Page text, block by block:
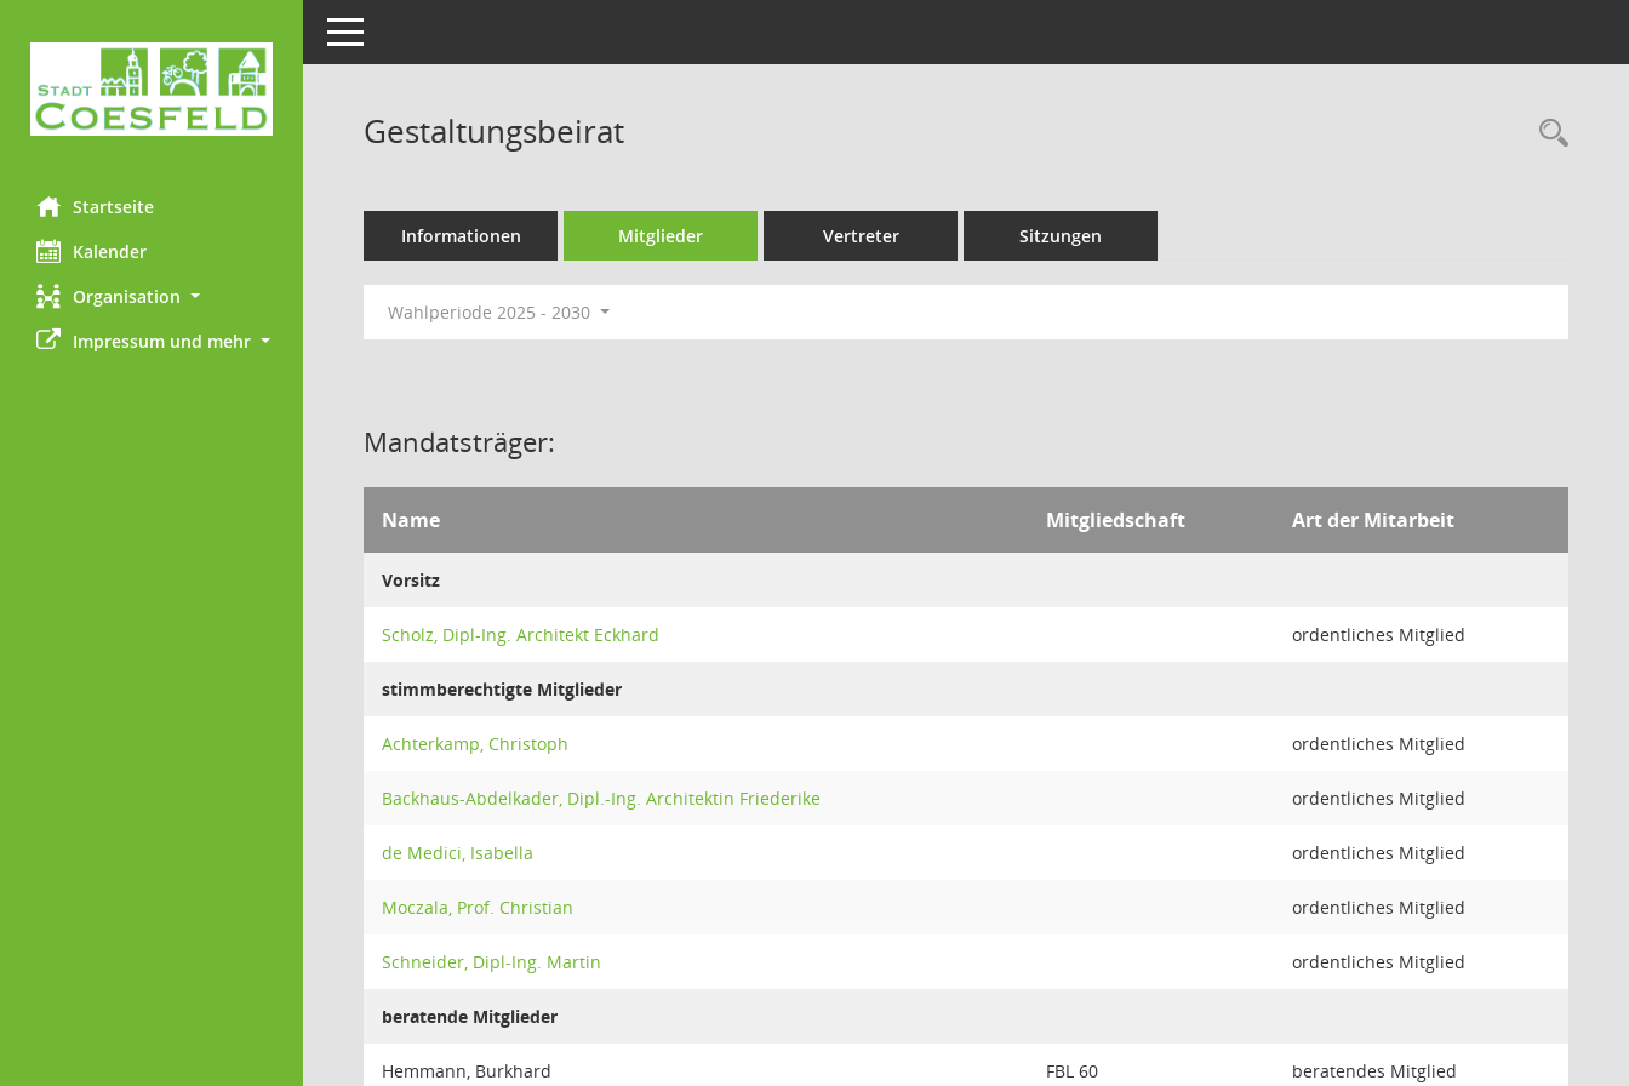
Startseite
Kalender
Organisation
Impressum und mehr
Toggle navigation
Gestaltungsbeirat
Informationen Mitglieder Vertreter Sitzungen
Wahlperiode 2025 - 2030
Mandatsträger:
Name Mitgliedschaft Art der Mitarbeit
Vorsitz
Scholz, Dipl-Ing. Architekt Eckhard ordentliches Mitglied
stimmberechtigte Mitglieder
Achterkamp, Christoph ordentliches Mitglied
Backhaus-Abdelkader, Dipl.-Ing. Architektin Friederike ordentliches Mitglied
de Medici, Isabella ordentliches Mitglied
Moczala, Prof. Christian ordentliches Mitglied
Schneider, Dipl-Ing. Martin ordentliches Mitglied
beratende Mitglieder
Hemmann, Burkhard FBL 60 beratendes Mitglied